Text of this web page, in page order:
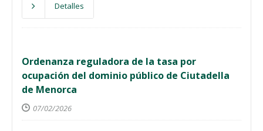
Detalles
Ordenanza reguladora de la tasa por
ocupación del dominio público de Ciutadella
de Menorca
07/02/2026